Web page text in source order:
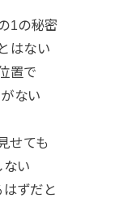
1の秘密
はない
置で
ない
せても
ない
ずだと